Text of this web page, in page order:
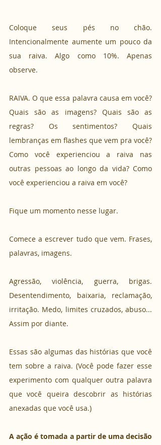
Coloque seus pés no chão.
Intencionalmente aumente um pouco da
sua raiva. Algo como 10%. Apenas
observe.
RAIVA. O que essa palavra causa em você?
Quais são as imagens? Quais são as
regras? Os sentimentos? Quais
lembranças em flashes que vem pra você?
Como você experienciou a raiva nas
outras pessoas ao longo da vida? Como
você experienciou a raiva em você?
Fique um momento nesse lugar.
Comece a escrever tudo que vem. Frases,
palavras, imagens.
Agressão, violência, guerra, brigas.
Desentendimento, baixaria, reclamação,
irritação. Medo, limites cruzados, abuso...
Assim por diante.
Essas são algumas das histórias que você
tem sobre a raiva. (Você pode fazer esse
experimento com qualquer outra palavra
que você queira descobrir as histórias
anexadas que você usa.)